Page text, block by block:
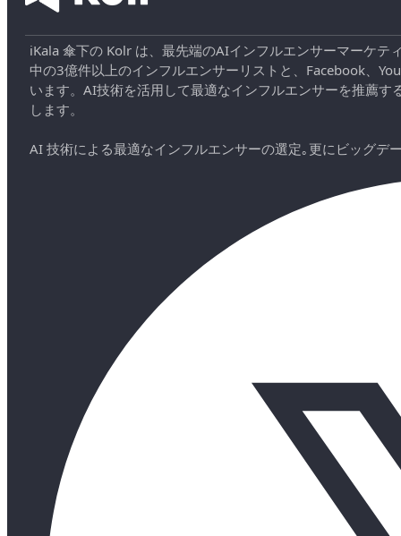
iKala 傘下の Kolr は、最先端のAIインフルエンサーマーケ
中の3億件以上のインフルエンサーリストと、Facebook、
います。AI技術を活用して最適なインフルエンサーを推薦
します。
AI 技術による最適なインフルエンサーの選定｡更にビッグデ